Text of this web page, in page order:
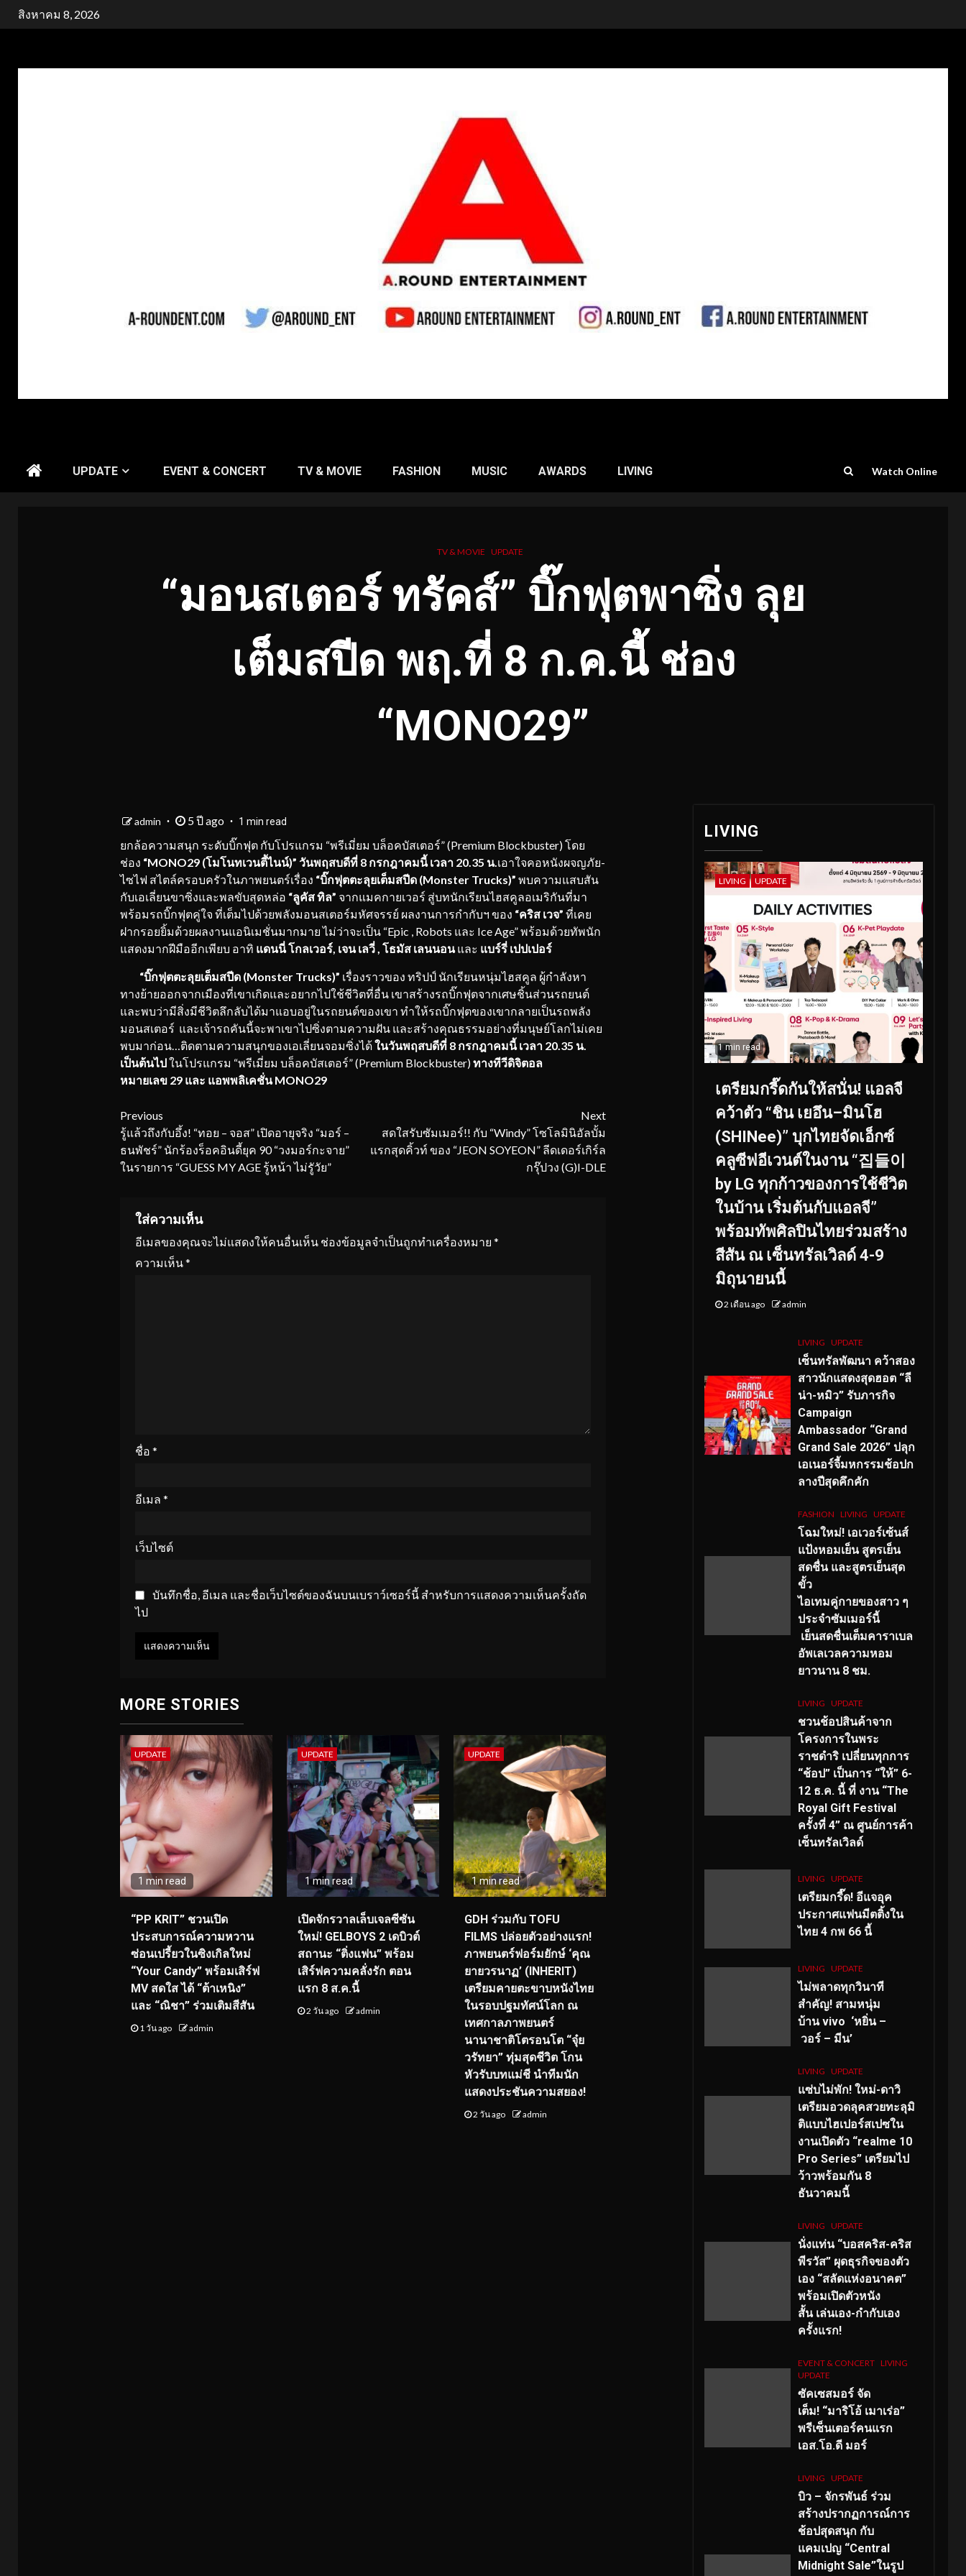
Skipสิงหาคม 8, 2026
UPDATE EVENT & CONCERT TV & MOVIE FASHION MUSIC AWARDS LIVING Watch Online
TV & MOVIE UPDATE
“มอนสเตอร์ ทรัคส์” บิ๊กฟุตพาซิ่ง ลุย
เต็มสปีด พฤ.ที่ 8 ก.ค.นี้ ช่อง
“MONO29”
admin 5 ปี ago 1 min read
ยกล้อความสนุก ระดับบิ๊กฟุต กับโปรแกรม “พรีเมี่ยม บล็อคบัสเตอร์” (Premium Blockbuster) โดย
ช่อง “MONO29 (โมโนทเวนตี้ไนน์)” วันพฤสบดีที่ 8 กรกฎาคมนี้ เวลา 20.35 น.เอาใจคอหนังผจญภัย-
ไซไฟ สไตล์ครอบครัวในภาพยนตร์เรื่อง “บิ๊กฟุตตะลุยเต็มสปีด (Monster Trucks)” พบความแสบสัน
กับเอเลี่ยนขาซิ่งและพลขับสุดหล่อ “ลูคัส ทิล” จากแมคกายเวอร์ สู่บทนักเรียนไฮสคูลอเมริกันที่มา
พร้อมรถบิ๊กฟุตคู่ใจ ที่เต็มไปด้วยพลังมอนสเตอร์มหัศจรรย์ ผลงานการกำกับฯ ของ “คริส เวจ” ที่เคย
ฝากรอยยิ้มด้วยผลงานแอนิเมชั่นมากมาย ไม่ว่าจะเป็น “Epic , Robots และ Ice Age” พร้อมด้วยทัพนัก
แสดงมากฝีมืออีกเพียบ อาทิ แดนนี่ โกลเวอร์, เจน เลวี่ , โธมัส เลนนอนและ แบร์รี่ เปปเปอร์
“บิ๊กฟุตตะลุยเต็มสปีด (Monster Trucks)” เรื่องราวของ ทริปป์ นักเรียนหนุ่มไฮสคูล ผู้กำลังหา
ทางย้ายออกจากเมืองที่เขาเกิดและอยากไปใช้ชีวิตที่อื่น เขาสร้างรถบิ๊กฟุตจากเศษชิ้นส่วนรถยนต์
และพบว่ามีสิ่งมีชีวิตลึกลับได้มาแอบอยู่ในรถยนต์ของเขา ทำให้รถบิ๊กฟุตของเขากลายเป็นรถพลัง
มอนสเตอร์ และเจ้ารถคันนี้จะพาเขาไปซิ่งตามความฝัน และสร้างคุณธรรมอย่างที่มนุษย์โลกไม่เคย
พบมาก่อน…ติดตามความสนุกของเอเลี่ยนจอมซิ่งได้ในวันพฤสบดีที่ 8 กรกฎาคมนี้ เวลา 20.35 น.
เป็นต้นไปในโปรแกรม “พรีเมี่ยม บล็อคบัสเตอร์” (Premium Blockbuster)ทางทีวีดิจิตอล
หมายเลข 29 และ แอพพลิเคชั่น MONO29
Continue
Reading
Previous
รู้แล้วถึงกับอึ้ง! “ทอย – จอส” เปิดอายุจริง “มอร์ –
ธนพัชร์” นักร้องร็อคอินดี้ยุค 90 “วงมอร์กะจาย”
ในรายการ “GUESS MY AGE รู้หน้า ไม่รูัวัย”
Next
สดใสรับซัมเมอร์!! กับ “Windy” โซโลมินิอัลบั้ม
แรกสุดคิ้วท์ ของ “JEON SOYEON” ลีดเดอร์เกิร์ล
กรุ๊ปวง (G)I-DLE
ใส่ความเห็น
อีเมลของคุณจะไม่แสดงให้คนอื่นเห็น ช่องข้อมูลจำเป็นถูกทำเครื่องหมาย *
ความเห็น*
ชื่อ *
อีเมล *
เว็บไซต์
บันทึกชื่อ, อีเมล และชื่อเว็บไซต์ของฉันบนเบราว์เซอร์นี้ สำหรับการแสดงความเห็นครั้งถัด
ไป
MORE STORIES
UPDATE
1 min read
“PP KRIT” ชวนเปิด
ประสบการณ์ความหวาน
ซ่อนเปรี้ยวในซิงเกิลใหม่
“Your Candy” พร้อมเสิร์ฟ
MV สดใส ได้ “ต้าเหนิง”
และ “ณิชา” ร่วมเติมสีสัน
1 วัน ago admin
UPDATE
1 min read
เปิดจักรวาลเล็บเจลซีซัน
ใหม่! GELBOYS 2 เดบิวต์
สถานะ “ติ่งแฟน” พร้อม
เสิร์ฟความคลั่งรัก ตอน
แรก 8 ส.ค.นี้
2 วัน ago admin
UPDATE
1 min read
GDH ร่วมกับ TOFU
FILMS ปล่อยตัวอย่างแรก!
ภาพยนตร์ฟอร์มยักษ์ ‘คุณ
ยายวรนาฏ’ (INHERIT)
เตรียมคายตะขาบหนังไทย
ในรอบปฐมทัศน์โลก ณ
เทศกาลภาพยนตร์
นานาชาติโตรอนโต “จุ๋ย
วรัทยา” ทุ่มสุดชีวิต โกน
หัวรับบทแม่ชี นำทีมนัก
แสดงประชันความสยอง!
2 วัน ago admin
LIVING
LIVING UPDATE
1 min read
เตรียมกรี๊ดกันให้สนั่น! แอลจี
คว้าตัว “ชิน เยอึน–มินโฮ
(SHINee)” บุกไทยจัดเอ็กซ์
คลูซีฟอีเวนต์ในงาน “집들이
by LG ทุกก้าวของการใช้ชีวิต
ในบ้าน เริ่มต้นกับแอลจี”
พร้อมทัพศิลปินไทยร่วมสร้าง
สีสัน ณ เซ็นทรัลเวิลด์ 4-9
มิถุนายนนี้
2 เดือน ago admin
LIVING UPDATE
เซ็นทรัลพัฒนา คว้าสอง
สาวนักแสดงสุดฮอต “ลี
น่า-หมิว” รับภารกิจ
Campaign
Ambassador “Grand
Grand Sale 2026” ปลุก
เอเนอร์จี้มหกรรมช้อปก
ลางปีสุดคึกคัก
FASHION LIVING UPDATE
โฉมใหม่! เอเวอร์เซ้นส์
แป้งหอมเย็น สูตรเย็น
สดชื่น และสูตรเย็นสุด
ขั้ว
ไอเทมคู่กายของสาว ๆ
ประจำซัมเมอร์นี้
เย็นสดชื่นเต็มคาราเบล
อัพเลเวลความหอม
ยาวนาน 8 ชม.
LIVING UPDATE
ชวนช้อปสินค้าจาก
โครงการในพระ
ราชดำริ เปลี่ยนทุกการ
“ช้อป” เป็นการ “ให้” 6-
12 ธ.ค. นี้ ที่ งาน “The
Royal Gift Festival
ครั้งที่ 4” ณ ศูนย์การค้า
เซ็นทรัลเวิลด์
LIVING UPDATE
เตรียมกรี๊ด! อีแจอุค
ประกาศแฟนมีตติ้งใน
ไทย 4 กพ 66 นี้
LIVING UPDATE
ไม่พลาดทุกวินาที
สำคัญ! สามหนุ่ม
บ้าน vivo ‘หยิ่น –
วอร์ – มีน’
LIVING UPDATE
แซ่บไม่พัก! ใหม่-ดาวิ
เตรียมอวดลุคสวยทะลุมิ
ติแบบไฮเปอร์สเปซใน
งานเปิดตัว “realme 10
Pro Series” เตรียมไป
ว้าวพร้อมกัน 8
ธันวาคมนี้
LIVING UPDATE
นั่งแท่น “บอสคริส-คริส
พีรวัส” ผุดธุรกิจของตัว
เอง “สลัดแห่งอนาคต”
พร้อมเปิดตัวหนัง
สั้น เล่นเอง-กำกับเอง
ครั้งแรก!
EVENT & CONCERT LIVING
UPDATE
ซัคเซสมอร์ จัด
เต็ม! “มาริโอ้ เมาเร่อ”
พรีเซ็นเตอร์คนแรก
เอส.โอ.ดี มอร์
LIVING UPDATE
บิว – จักรพันธ์ ร่วม
สร้างปรากฏการณ์การ
ช้อปสุดสนุก กับ
แคมเปญ “Central
Midnight Sale”ในรูป